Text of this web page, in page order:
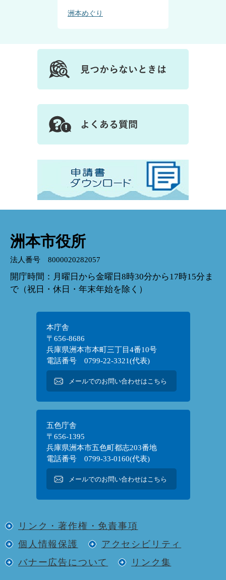
洲本めぐり
洲本市役所
法人番号 8000020282057
開庁時間：月曜日から金曜日8時30分から17時15分ま
で（祝日・休日・年末年始を除く）
本庁舎
〒656-8686
兵庫県洲本市本町三丁目4番10号
電話番号 0799-22-3321(代表)
メールでのお問い合わせはこちら
五色庁舎
〒656-1395
兵庫県洲本市五色町都志203番地
電話番号 0799-33-0160(代表)
メールでのお問い合わせはこちら
リンク・著作権・免責事項
個人情報保護
アクセシビリティ
バナー広告について
リンク集